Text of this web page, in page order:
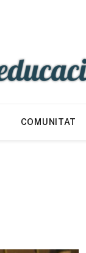
COMUNITAT